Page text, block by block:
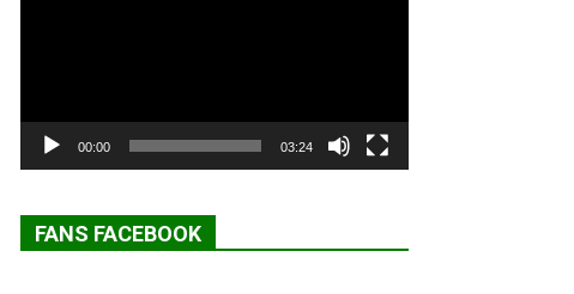
00:00 03:24
FANS FACEBOOK